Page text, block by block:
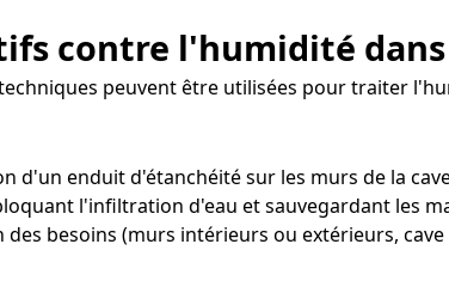
contre l'humidité
peuvent être utilisées pour traiter
d'un enduit d'étanchéité sur les murs de la
l'infiltration d'eau et sauvegardant les
besoins (murs intérieurs ou extérieurs,